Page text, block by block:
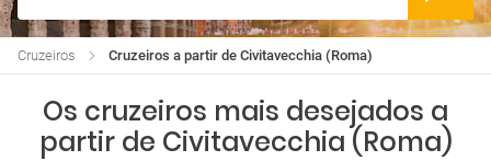
Cruzeiros a partir de Civitavecchia (Roma)
Cruzeiros
Os cruzeiros mais desejados a
partir de Civitavecchia (Roma)